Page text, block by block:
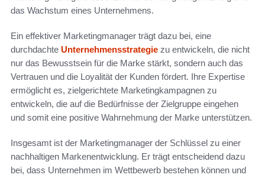
das Wachstum eines Unternehmens.
Ein effektiver Marketingmanager trägt dazu bei, eine
durchdachte Unternehmensstrategie zu entwickeln, die nicht
nur das Bewusstsein für die Marke stärkt, sondern auch das
Vertrauen und die Loyalität der Kunden fördert. Ihre Expertise
ermöglicht es, zielgerichtete Marketingkampagnen zu
entwickeln, die auf die Bedürfnisse der Zielgruppe eingehen
und somit eine positive Wahrnehmung der Marke unterstützen.
Insgesamt ist der Marketingmanager der Schlüssel zu einer
nachhaltigen Markenentwicklung. Er trägt entscheidend dazu
bei, dass Unternehmen im Wettbewerb bestehen können und